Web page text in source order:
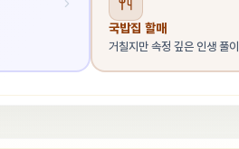
국밥집 할매
거칠지만 속정 깊은 인생 풀이